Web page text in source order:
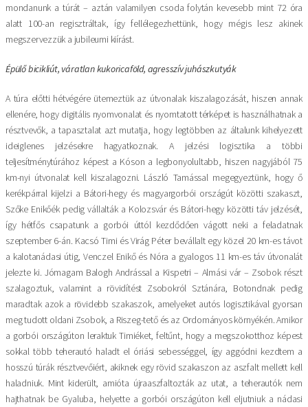
mondanunk a túrát – aztán valamilyen csoda folytán kevesebb mint 72 óra
alatt 100-an regisztráltak, így fellélegezhettünk, hogy mégis lesz akinek
megszervezzük a jubileumi kiírást.
Épülő bicikliút, váratlan kukoricaföld, agresszív juhászkutyák
A túra előtti hétvégére ütemeztük az útvonalak kiszalagozását, hiszen annak
ellenére, hogy digitális nyomvonalat és nyomtatott térképet is használhatnak a
résztvevők, a tapasztalat azt mutatja, hogy legtöbben az általunk kihelyezett
ideiglenes jelzésekre hagyatkoznak. A jelzési logisztika a többi
teljesítménytúrához képest a Kóson a legbonyolultabb, hiszen nagyjából 75
km-nyi útvonalat kell kiszalagozni. László Tamással megegyeztünk, hogy ő
kerékpárral kijelzi a Bátori-hegy és magyargorbói országút közötti szakaszt,
Szőke Enikőék pedig vállalták a Kolozsvár és Bátori-hegy közötti táv jelzését,
így hétfős csapatunk a gorbói úttól kezdődően vágott neki a feladatnak
szeptember 6-án. Kacsó Timi és Virág Péter bevállalt egy közel 20 km-es távot
a kalotanádasi útig, Venczel Enikő és Nóra a gyalogos 11 km-es táv útvonalát
jelezte ki. Jómagam Balogh Andrással a Kispetri – Almási vár – Zsobok részt
szalagoztuk, valamint a rövidítést Zsobokról Sztánára, Botondnak pedig
maradtak azok a rövidebb szakaszok, amelyeket autós logisztikával gyorsan
meg tudott oldani Zsobok, a Riszeg-tető és az Ordományos környékén. Amikor
a gorbói országúton leraktuk Timiéket, feltűnt, hogy a megszokotthoz képest
sokkal több teherautó haladt el óriási sebességgel, így aggódni kezdtem a
hosszú túrák résztvevőiért, akiknek egy rövid szakaszon az aszfalt mellett kell
haladniuk. Mint kiderült, amióta újraaszfaltozták az utat, a teherautók nem
hajthatnak be Gyaluba, helyette a gorbói országúton kell eljutniuk a nádasi